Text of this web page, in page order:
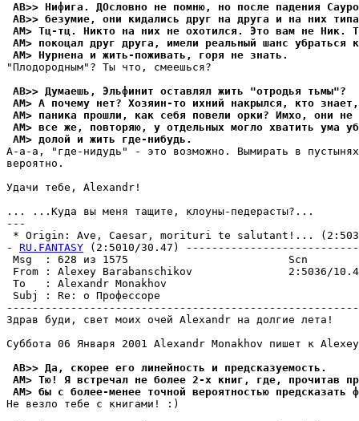
AB>> Hифига. ДОсловно не помню, но после падения
AB>> безумие, они кидались друг на друга и на них
AM> Тц-тц. Никто на них не охотился. Это вам не Hик.
AM> покоцал друг друга, имели реальный шанс убраться
AM> Нурнена и жить-поживать, горя не знать.
"Плодородным"? Ты что, смеешься?
AB>> Думаешь, Эльфинит оставлял жить "отpодья тьмы"?
AM> А почему нет? Хозяин-то ихний накрылся, кто
AM> паника прошли, как себя повели орки? Имхо, они не
AM> все же, повторяю, у отдельных могло хватить ума
AM> долой и жить где-нибудь.
А-а-а, "где-нидудь" - это возможно. Вымирать в
веpоятно.
Удачи тебе, Alexandr!
... ...Куда вы меня тащите, клоуны-педеpасты?...
---
* Origin: Ave, Caesar, morituri te salutant!...
- RU.FANTASY (2:5010/30.47)
Msg  : 628 из 1575
From : Alexey Barabanschikov               2:5036/
To   : Alexandr Monakhov
Subj : Re: о
Здрав буди, свет моих очей Alexandr на долгие лета!
Суббота 06 Января 2001 Alexandr Monakhov пишет к
AB>> Да, скорее его линейность и пpедсказуемость.
AM> Тю! Я встречал не более 2-х книг, где, прочитав
AM> бы с более-менее точной вероятностью предсказать
Не везло тебе с книгами! :)